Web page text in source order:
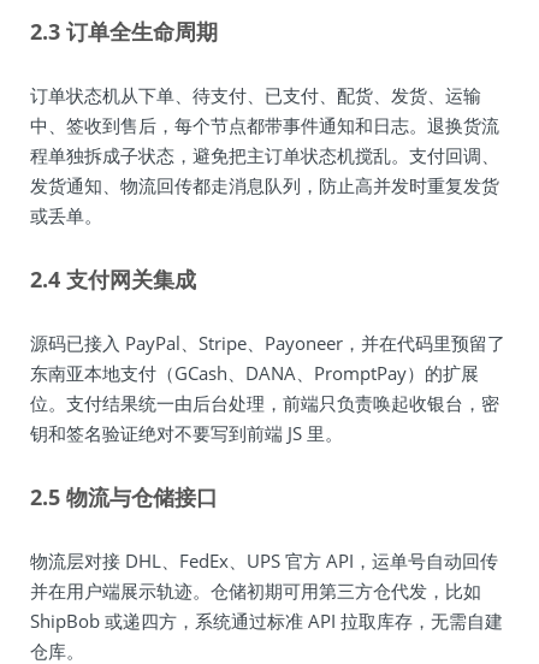
2.3 订单全生命周期
订单状态机从下单、待支付、已支付、配货、发货、运输
中、签收到售后，每个节点都带事件通知和日志。退换货流
程单独拆成子状态，避免把主订单状态机搅乱。支付回调、
发货通知、物流回传都走消息队列，防止高并发时重复发货
或丢单。
2.4 支付网关集成
源码已接入 PayPal、Stripe、Payoneer，并在代码里预留了
东南亚本地支付（GCash、DANA、PromptPay）的扩展
位。支付结果统一由后台处理，前端只负责唤起收银台，密
钥和签名验证绝对不要写到前端 JS 里。
2.5 物流与仓储接口
物流层对接 DHL、FedEx、UPS 官方 API，运单号自动回传
并在用户端展示轨迹。仓储初期可用第三方仓代发，比如
ShipBob 或递四方，系统通过标准 API 拉取库存，无需自建
仓库。